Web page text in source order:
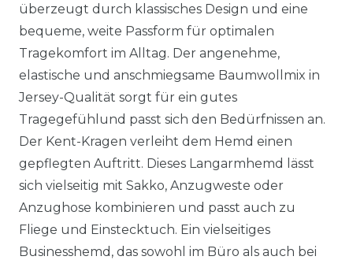
überzeugt durch klassisches Design und eine
bequeme, weite Passform für optimalen
Tragekomfort im Alltag. Der angenehme,
elastische und anschmiegsame Baumwollmix in
Jersey-Qualität sorgt für ein gutes
Tragegefühlund passt sich den Bedürfnissen an.
Der Kent-Kragen verleiht dem Hemd einen
gepflegten Auftritt. Dieses Langarmhemd lässt
sich vielseitig mit Sakko, Anzugweste oder
Anzughose kombinieren und passt auch zu
Fliege und Einstecktuch. Ein vielseitiges
Businesshemd, das sowohl im Büro als auch bei